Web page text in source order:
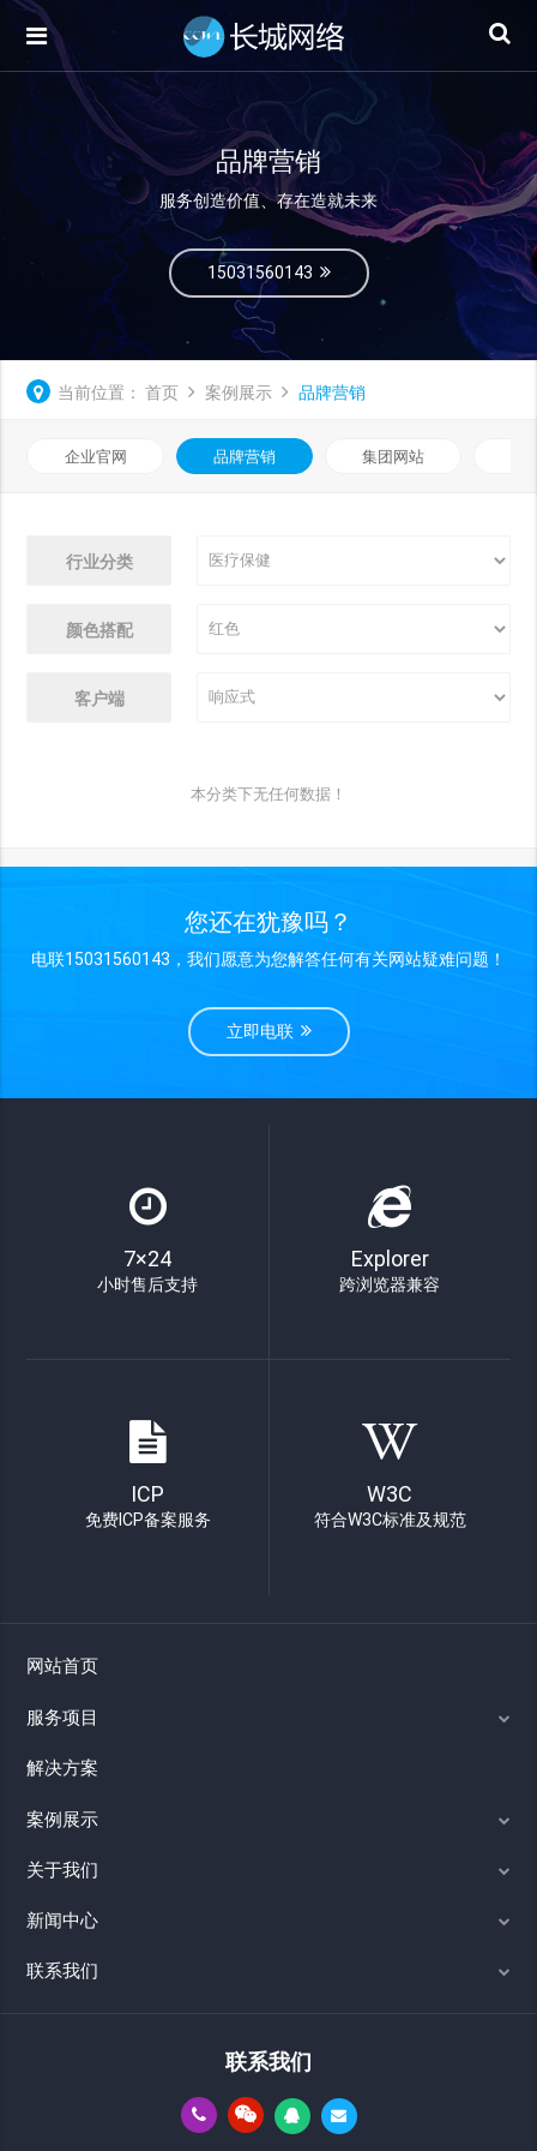
品牌营销
服务创造价值、存在造就未来
15031560143
当前位置： 首页 案例展示 品牌营销
企业官网 品牌营销 集团网站
行业分类
颜色搭配
客户端
本分类下无任何数据！
您还在犹豫吗？
电联15031560143，我们愿意为您解答任何有关网站疑难问题！
立即电联
7×24
小时售后支持
Explorer
跨浏览器兼容
ICP
免费ICP备案服务
W3C
符合W3C标准及规范
网站首页
服务项目
解决方案
案例展示
关于我们
新闻中心
联系我们
联系我们